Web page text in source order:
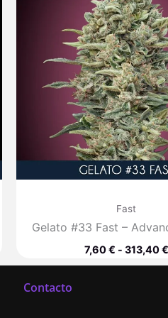
Fast
Gelato #33 Fast –
7,60€ - 313,40€
Contacto